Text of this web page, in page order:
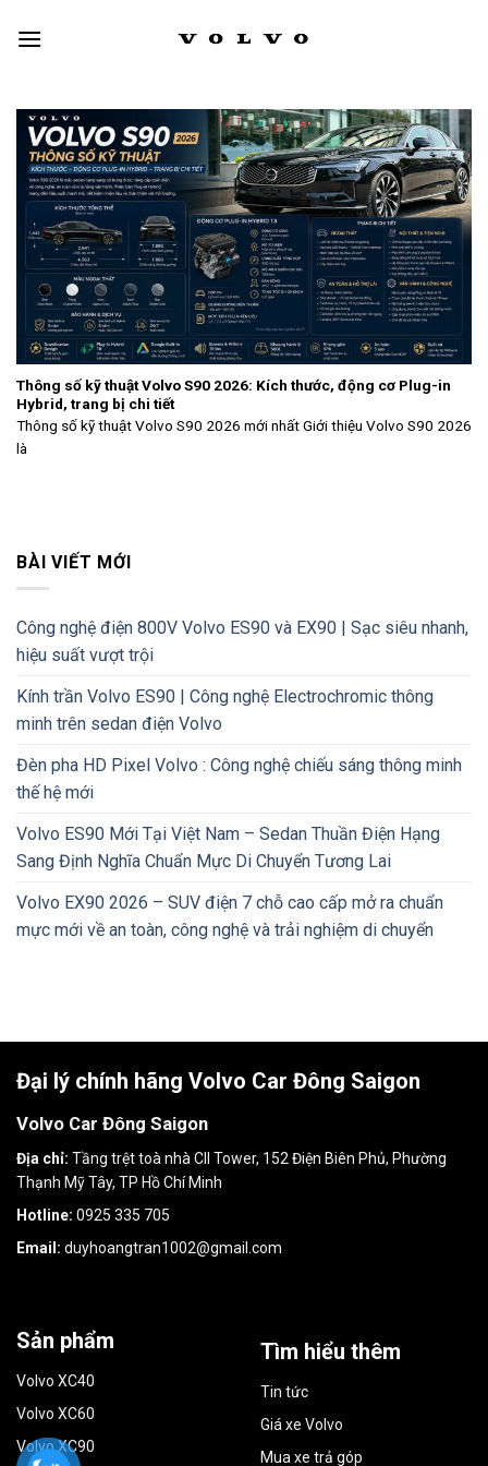
Thông số kỹ thuật Volvo S90 2026: Kích thước, động cơ Plug-in
Hybrid, trang bị chi tiết
Thông số kỹ thuật Volvo S90 2026 mới nhất Giới thiệu Volvo S90 2026
là
BÀI VIẾT MỚI
Công nghệ điện 800V Volvo ES90 và EX90 | Sạc siêu nhanh,
hiệu suất vượt trội
Kính trần Volvo ES90 | Công nghệ Electrochromic thông
minh trên sedan điện Volvo
Đèn pha HD Pixel Volvo : Công nghệ chiếu sáng thông minh
thế hệ mới
Volvo ES90 Mới Tại Việt Nam – Sedan Thuần Điện Hạng
Sang Định Nghĩa Chuẩn Mực Di Chuyển Tương Lai
Volvo EX90 2026 – SUV điện 7 chỗ cao cấp mở ra chuẩn
mực mới về an toàn, công nghệ và trải nghiệm di chuyển
Đại lý chính hãng Volvo Car Đông Saigon
Volvo Car Đông Saigon
Địa chỉ: Tầng trệt toà nhà CII Tower, 152 Điện Biên Phủ, Phường
Thạnh Mỹ Tây, TP Hồ Chí Minh
Hotline: 0925 335 705
Email: duyhoangtran1002@gmail.com
Sản phẩm
Volvo XC40
Volvo XC60
Volvo XC90
Tìm hiểu thêm
Tin tức
Giá xe Volvo
Mua xe trả góp